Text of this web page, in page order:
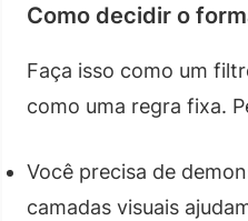
Como decidir o
Faça isso como um
como uma regra fixa.
Você precisa de
camadas visuais